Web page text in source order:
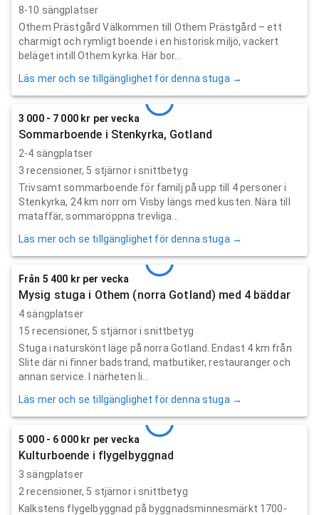
8-10 sängplatser
Othem Prästgård Välkommen till Othem Prästgård – ett
charmigt och rymligt boende i en historisk miljö, vackert
beläget intill Othem kyrka. Här bor...
Läs mer och se tillgänglighet för denna stuga →
3 000 - 7 000 kr per vecka
Sommarboende i Stenkyrka, Gotland
2-4 sängplatser
3 recensioner, 5 stjärnor i snittbetyg
Trivsamt sommarboende för familj på upp till 4 personer i
Stenkyrka, 24 km norr om Visby längs med kusten. Nära till
mataffär, sommaröppna trevliga...
Läs mer och se tillgänglighet för denna stuga →
Från 5 400 kr per vecka
Mysig stuga i Othem (norra Gotland) med 4 bäddar
4 sängplatser
15 recensioner, 5 stjärnor i snittbetyg
Stuga i naturskönt läge på norra Gotland. Endast 4 km från
Slite där ni finner badstrand, matbutiker, restauranger och
annan service. I närheten li...
Läs mer och se tillgänglighet för denna stuga →
5 000 - 6 000 kr per vecka
Kulturboende i flygelbyggnad
3 sängplatser
2 recensioner, 5 stjärnor i snittbetyg
Kalkstens flygelbyggnad på byggnadsminnesmärkt 1700-